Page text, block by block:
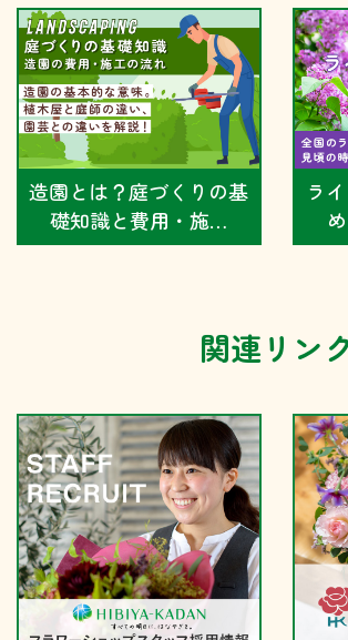
造園とは？庭づくりの基
礎知識と費用・施…
ラ
関連リン